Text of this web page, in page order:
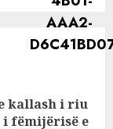
kallash i riu
i fëmijërisë e